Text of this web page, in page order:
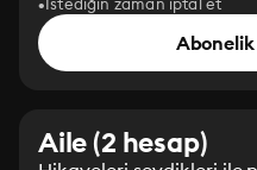
Aile (2 hesap)